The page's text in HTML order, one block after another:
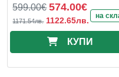
599.00€ 574.00€
1171.54лв. 1122.65лв. на
КУПИ